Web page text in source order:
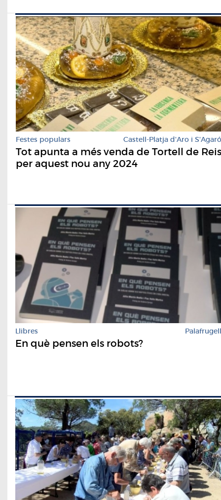
Festes populars Castell-Platja d'Aro i S'Agaró
Tot apunta a més venda de Tortell de Reis
per aquest nou any 2024
Llibres Palafrugell
En què pensen els robots?